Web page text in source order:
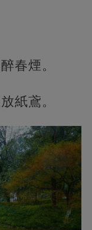
春煙。
紙鳶。